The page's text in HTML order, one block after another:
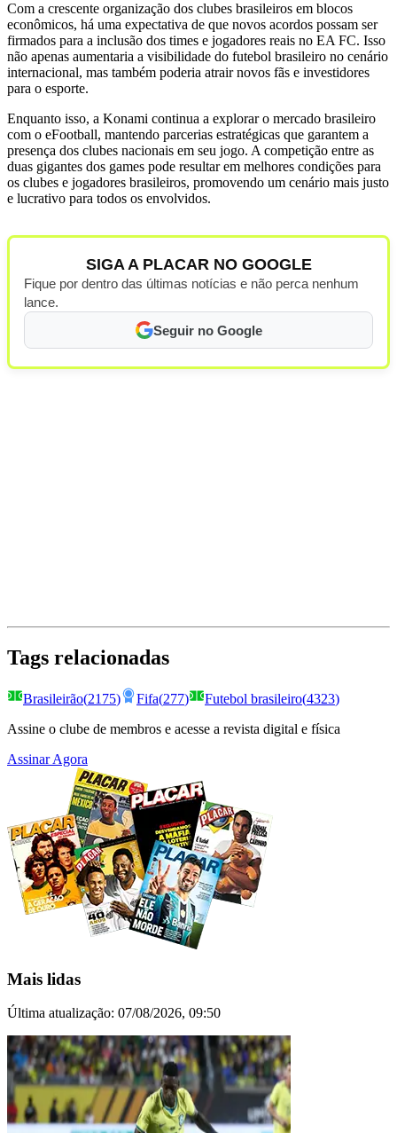
Com a crescente organização dos clubes brasileiros em blocos
econômicos, há uma expectativa de que novos acordos possam ser
firmados para a inclusão dos times e jogadores reais no EA FC. Isso
não apenas aumentaria a visibilidade do futebol brasileiro no cenário
internacional, mas também poderia atrair novos fãs e investidores
para o esporte.
Enquanto isso, a Konami continua a explorar o mercado brasileiro
com o eFootball, mantendo parcerias estratégicas que garantem a
presença dos clubes nacionais em seu jogo. A competição entre as
duas gigantes dos games pode resultar em melhores condições para
os clubes e jogadores brasileiros, promovendo um cenário mais justo
e lucrativo para todos os envolvidos.
SIGA A PLACAR NO GOOGLE
Fique por dentro das últimas notícias e não perca nenhum
lance.
Seguir no Google
Tags relacionadas
Brasileirão(2175) Fifa(277) Futebol brasileiro(4323)
Assine o clube de membros e acesse a revista digital e física
Assinar Agora
Mais lidas
Última atualização: 07/08/2026, 09:50